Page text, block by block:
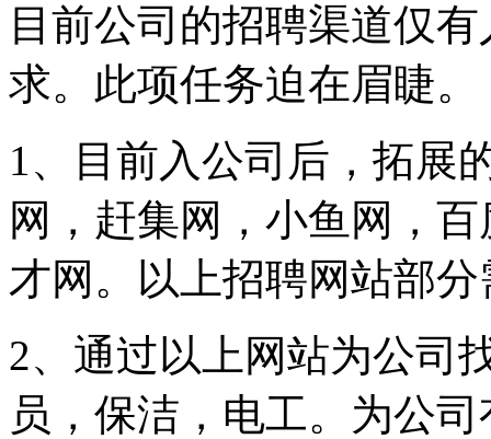
目前公司的招聘渠道仅
求。此项任务迫在眉睫。
1、目前入公司后，拓展
网，赶集网，小鱼网，
才网。以上招聘网站部
2、通过以上网站为公司
员，保洁，电工。为公